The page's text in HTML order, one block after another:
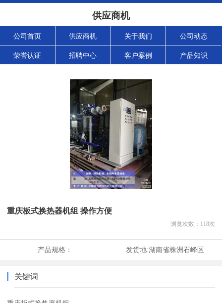
供应商机
公司首页 供应商机 关于我们 公司动态
荣誉认证 招聘中心 客户案例 产品知识
重庆板式换热器机组 操作方便
浏览次数： 118次
产品规格： 发货地:湖南省株洲石峰区
关键词